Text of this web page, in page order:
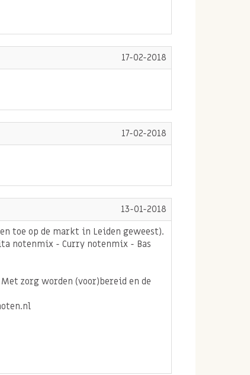
17-02-2018
17-02-2018
13-01-2018
toe op de markt in Leiden geweest).
notenmix - Curry notenmix - Bas
zorg worden (voor)bereid en de